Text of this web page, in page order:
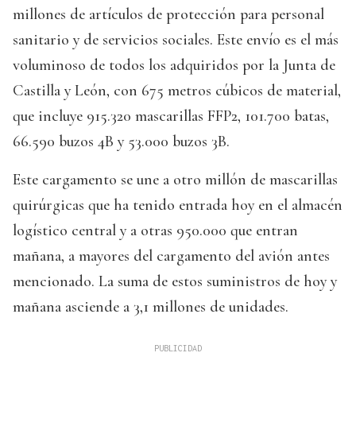
millones de artículos de protección para personal
sanitario y de servicios sociales. Este envío es el más
voluminoso de todos los adquiridos por la Junta de
Castilla y León, con 675 metros cúbicos de material,
que incluye 915.320 mascarillas FFP2, 101.700 batas,
66.590 buzos 4B y 53.000 buzos 3B.
Este cargamento se une a otro millón de mascarillas
quirúrgicas que ha tenido entrada hoy en el almacén
logístico central y a otras 950.000 que entran
mañana, a mayores del cargamento del avión antes
mencionado. La suma de estos suministros de hoy y
mañana asciende a 3,1 millones de unidades.